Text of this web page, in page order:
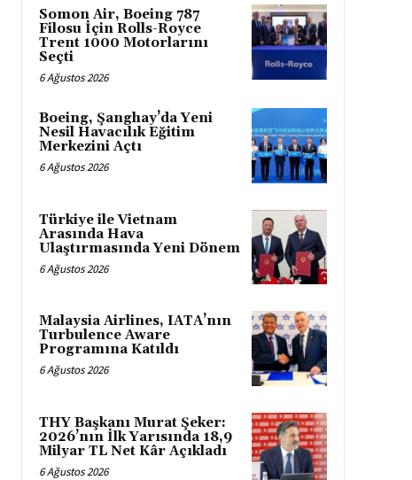
Somon Air, Boeing 787
Filosu İçin Rolls-Royce
Trent 1000 Motorlarını
Seçti
6 Ağustos 2026
Boeing, Şanghay’da Yeni
Nesil Havacılık Eğitim
Merkezini Açtı
6 Ağustos 2026
Türkiye ile Vietnam
Arasında Hava
Ulaştırmasında Yeni Dönem
6 Ağustos 2026
Malaysia Airlines, IATA’nın
Turbulence Aware
Programına Katıldı
6 Ağustos 2026
THY Başkanı Murat Şeker:
2026’nın İlk Yarısında 18,9
Milyar TL Net Kâr Açıkladı
6 Ağustos 2026